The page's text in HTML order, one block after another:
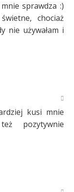
sprawdza :)
chociaż
nie używałam i
kusi mnie
pozytywnie